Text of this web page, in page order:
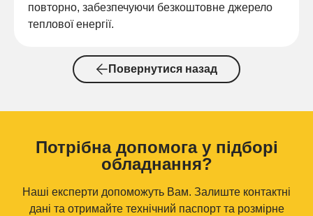
повторно, забезпечуючи безкоштовне джерело
теплової енергії.
Повернутися назад
Потрібна допомога у підборі
обладнання?
Наші експерти допоможуть Вам. Залиште контактні
дані та отримайте технічний паспорт та розмірне